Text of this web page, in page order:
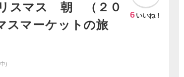
スマス 朝 （２０
スマーケットの旅
6 いいね！
)